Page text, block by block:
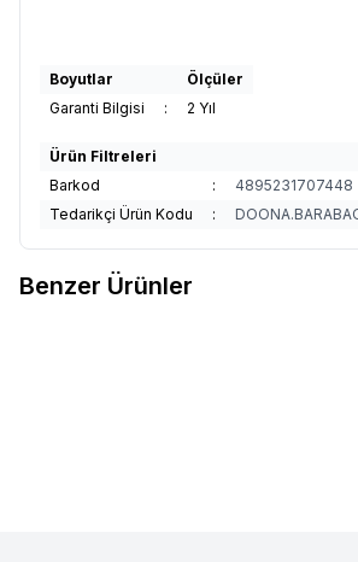
Boyutlar
Ölçüler
Garanti Bilgisi
: 2 Yıl
Ürün Filtreleri
Barkod
:
4895231707448
Tedarikçi Ürün Kodu
:
Benzer Ürünler